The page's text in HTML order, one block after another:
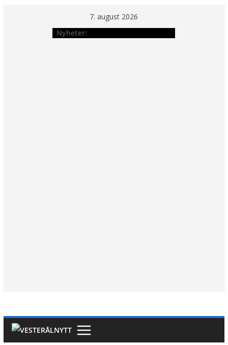
7. august 2026
Nyheter: